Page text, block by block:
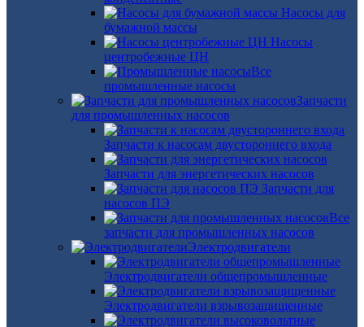
Насосы для
бумажной массы
Насосы
центробежные ЦН
Все
промышленные насосы
Запчасти
для промышленных насосов
Запчасти к насосам двустороннего входа
Запчасти для энергетических насосов
Запчасти для
насосов ПЭ
Все
запчасти для промышленных насосов
Электродвигатели
Электродвигатели общепромышленные
Электродвигатели взрывозащищенные